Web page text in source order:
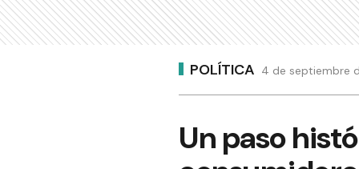
POLÍTICA 4 de septiembre
Un paso